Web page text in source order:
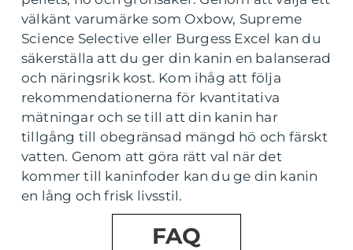
välkänt varumärke som Oxbow, Supreme
Science Selective eller Burgess Excel kan du
säkerställa att du ger din kanin en balanserad
och näringsrik kost. Kom ihåg att följa
rekommendationerna för kvantitativa
mätningar och se till att din kanin har
tillgång till obegränsad mängd hö och färskt
vatten. Genom att göra rätt val när det
kommer till kaninfoder kan du ge din kanin
en lång och frisk livsstil.
FAQ